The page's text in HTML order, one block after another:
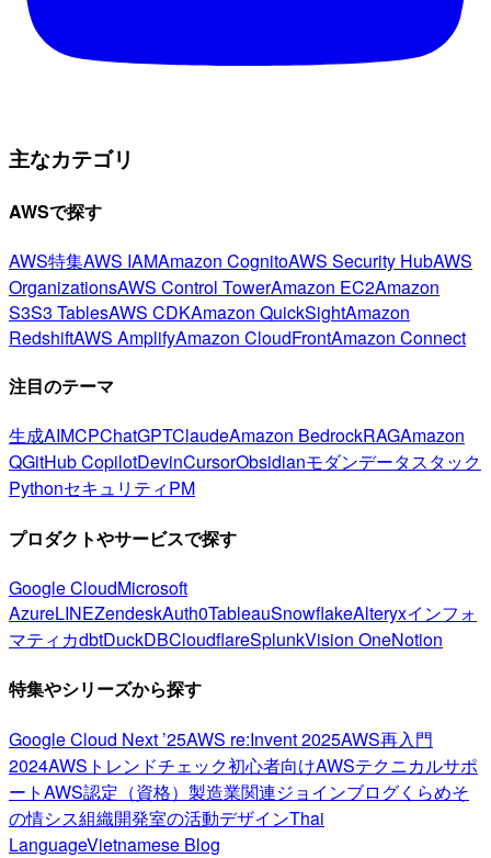
主なカテゴリ
AWSで探す
AWS特集AWS IAMAmazon CognitoAWS Security HubAWS
OrganizationsAWS Control TowerAmazon EC2Amazon
S3S3 TablesAWS CDKAmazon QuickSightAmazon
RedshiftAWS AmplifyAmazon CloudFrontAmazon Connect
注目のテーマ
生成AIMCPChatGPTClaudeAmazon BedrockRAGAmazon
QGitHub CopilotDevinCursorObsidianモダンデータスタック
PythonセキュリティPM
プロダクトやサービスで探す
Google CloudMicrosoft
AzureLINEZendeskAuth0TableauSnowflakeAlteryxインフォ
マティカdbtDuckDBCloudflareSplunkVision OneNotion
特集やシリーズから探す
Google Cloud Next ’25AWS re:Invent 2025AWS再入門
2024AWSトレンドチェック初心者向けAWSテクニカルサポ
ートAWS認定（資格） 製造業関連ジョインブログくらめそ
の情シス組織開発室の活動デザインThai
LanguageVietnamese Blog